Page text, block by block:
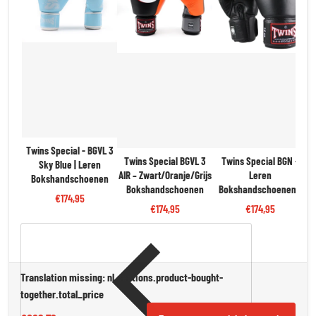
Twins Special - BGVL 3
Sky Blue | Leren
Bokshandschoenen
€174,95
Twins Special BGVL 3
AIR – Zwart/Oranje/Grijs
Bokshandschoenen
€174,95
Twins Special BGN -
Leren
Bokshandschoenen -
Zwart | Pro Kwaliteit &
Bescherming
€174,95
Translation missing: nl.sections.product-bought-
together.total_price